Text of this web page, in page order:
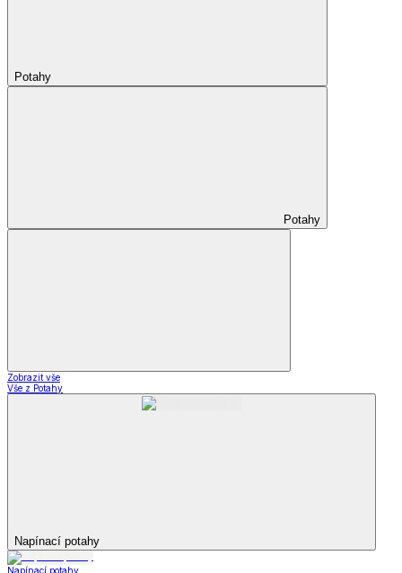
Potahy
Potahy
Zobrazit vše
Vše z Potahy
Napínací potahy
Napínací potahy